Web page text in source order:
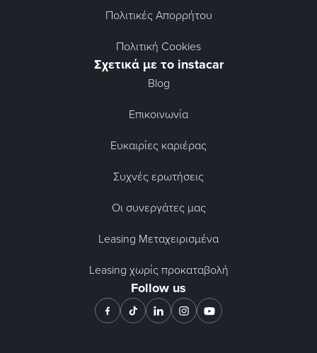
Πολιτικές Απορρήτου
Πολιτική Cookies
Σχετικά με το instacar
Blog
Επικοινωνία
Ευκαιρίες καριέρας
Συχνές ερωτήσεις
Οι συνεργάτες μας
Leasing Μεταχειρισμένα
Leasing χωρίς προκαταβολή
Follow us